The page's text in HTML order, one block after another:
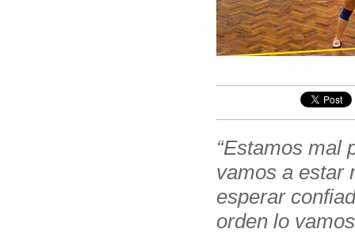
“Estamos mal
vamos a estar
esperar
orden lo